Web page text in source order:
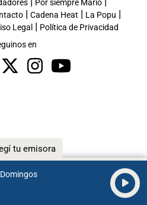
tu emisora
Por siempre Mario
| Cadena Heat | La Popu |
Legal | Política de Privacidad
en